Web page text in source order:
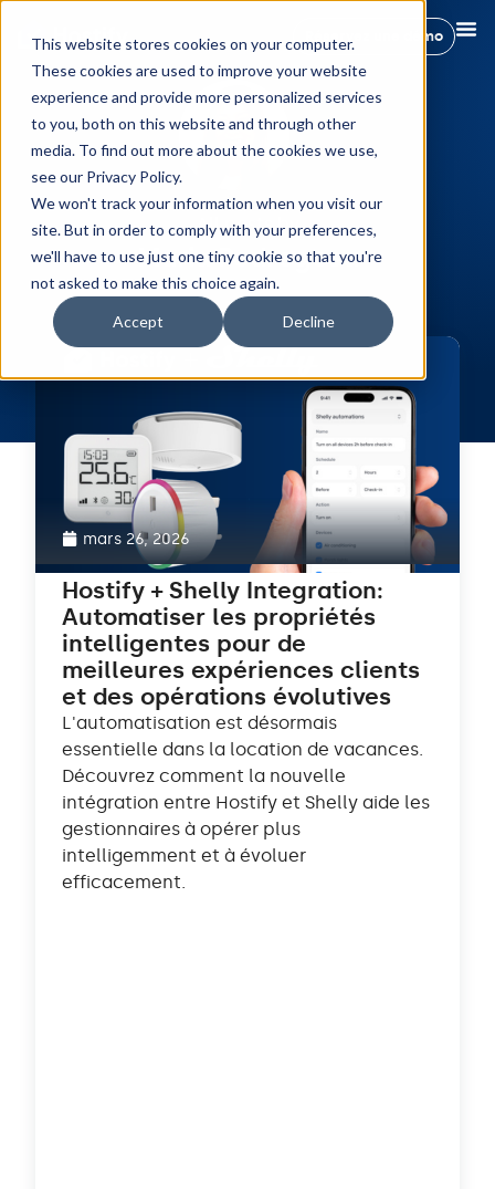
This website stores cookies on your computer.
These cookies are used to improve your website
experience and provide more personalized services
to you, both on this website and through other
media. To find out more about the cookies we use,
see our Privacy Policy.
We won't track your information when you visit our
site. But in order to comply with your preferences,
we'll have to use just one tiny cookie so that you're
not asked to make this choice again.
Accept Decline
Réservez une démo
All posts by
Maria Pedregosa
mars 26, 2026
Hostify + Shelly Integration:
Automatiser les propriétés
intelligentes pour de
meilleures expériences clients
et des opérations évolutives
L'automatisation est désormais
essentielle dans la location de vacances.
Découvrez comment la nouvelle
intégration entre Hostify et Shelly aide les
gestionnaires à opérer plus
intelligemment et à évoluer
efficacement.